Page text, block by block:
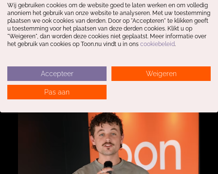
MEER TOON STORIES
Wij gebruiken cookies om de website goed te laten werken en om volledig
anoniem het gebruik van onze website te analyseren. Met uw toestemming
plaatsen we ook cookies van derden. Door op "Accepteren" te klikken geeft
u toestemming voor het plaatsen van deze derden cookies. Klikt u op
"Weigeren", dan worden deze cookies niet geplaatst. Meer informatie over
het gebruik van cookies op Toon.nu vindt u in ons cookiebeleid
Accepteer Weigeren
Pas aan